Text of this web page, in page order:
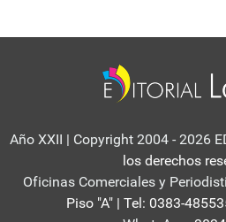
Año XXII | Copyright 2004 - 2026
los derechos
Oficinas Comerciales y
Piso "A" | Tel: 0383-